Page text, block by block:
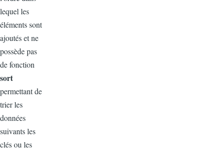
lequel les
éléments sont
ajoutés et ne
possède pas
de fonction
sort
permettant de
trier les
données
suivants les
clés ou les